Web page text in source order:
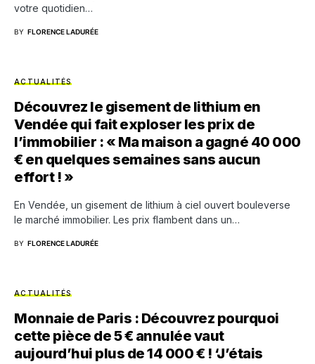
votre quotidien…
BY FLORENCE LADURÉE
ACTUALITÉS
Découvrez le gisement de lithium en
Vendée qui fait exploser les prix de
l’immobilier : « Ma maison a gagné 40 000
€ en quelques semaines sans aucun
effort ! »
En Vendée, un gisement de lithium à ciel ouvert bouleverse
le marché immobilier. Les prix flambent dans un…
BY FLORENCE LADURÉE
ACTUALITÉS
Monnaie de Paris : Découvrez pourquoi
cette pièce de 5 € annulée vaut
aujourd’hui plus de 14 000 € ! ‘J’étais